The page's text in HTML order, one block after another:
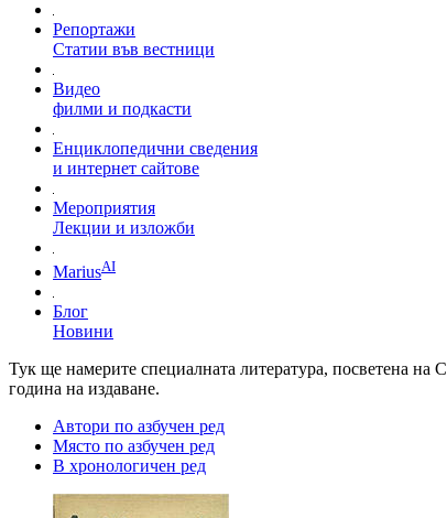
Репортажи
Статии във вестници
Видео
филми и подкасти
Енциклопедични сведения
и интернет сайтове
Мероприятия
Лекции и изложби
MariusAI
Блог
Новини
Тук ще намерите специалната литература, посветена на
година на издаване.
Автори по азбучен ред
Място по азбучен ред
В хронологичен ред